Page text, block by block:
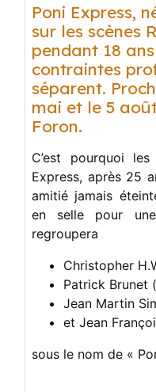
Poni Express,
sur les scènes
pendant 18
contraintes
séparent.
mai et le 5
Foron.
C’est pourquoi
Express, après 25
amitié jamais
en selle pour
regroupera
Christopher
Patrick Brunet
Jean Martin
et Jean
sous le nom de «